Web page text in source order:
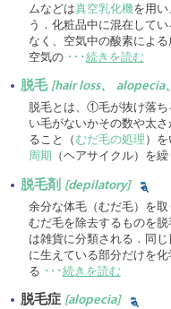
ムなどは真空乳化機を用い
う．化粧品中に混在して
なく、空気中の酸素によ
空気の ･･･ 続きを読む
脱毛 [hair loss、
脱毛とは、①毛が抜け落
い毛がないかその数や太
ること（むだ毛の処理 ）
周期 （ヘアサイクル）を
脱毛剤 [depilatory]
余分な体毛（むだ毛）を
むだ毛を除去するものを脱
は雑貨に分類される．同
に生えている部分だけを
る ･･･ 続きを読む
脱毛症 [alopecia]